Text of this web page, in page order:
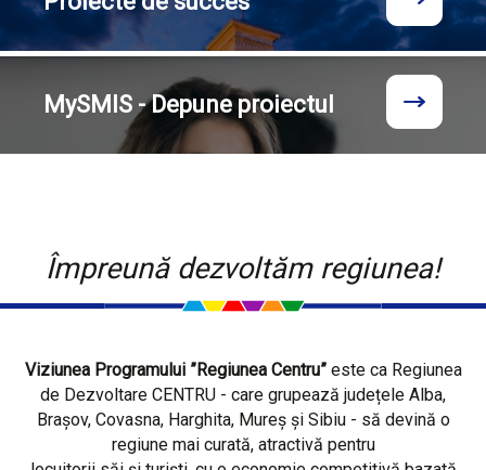
MySMIS - Depune proiectul
Împreună dezvoltăm regiunea!
Viziunea Programului ”Regiunea Centru”este ca Regiunea
de Dezvoltare CENTRU - care grupează județele Alba,
Brașov, Covasna, Harghita, Mureș și Sibiu - să devină o
regiune mai curată, atractivă pentru